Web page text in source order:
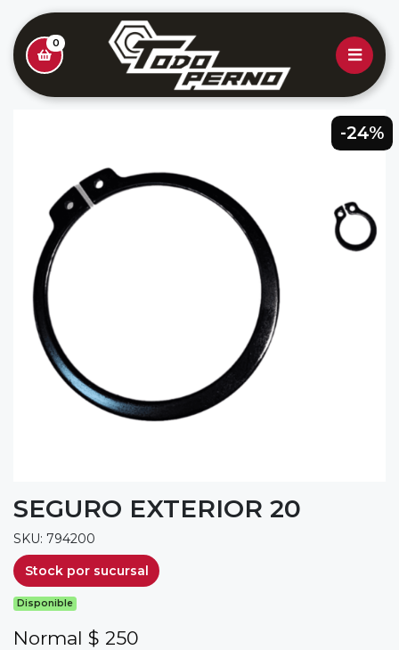
0
-24%
SEGURO EXTERIOR 20
SKU: 794200
Stock por sucursal
Disponible
Normal $ 250